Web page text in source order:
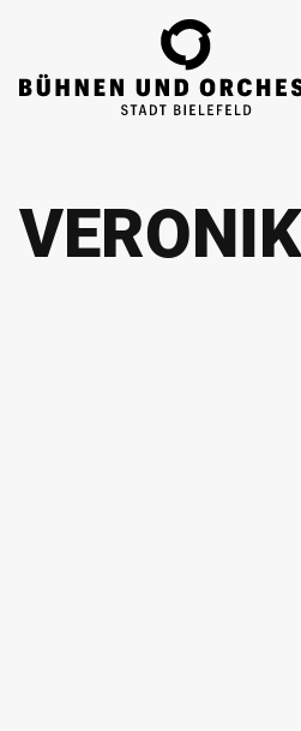
ZUM HAUPTINHALT SPRINGEN